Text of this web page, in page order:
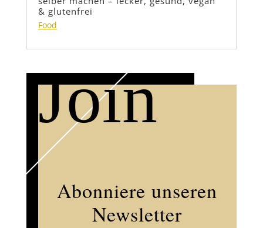
& glutenfrei
Food
Join
Abonniere unseren
Newsletter